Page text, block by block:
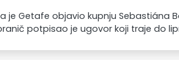
je Getafe objavio kupnju Sebastiána
potpisao je ugovor koji traje do